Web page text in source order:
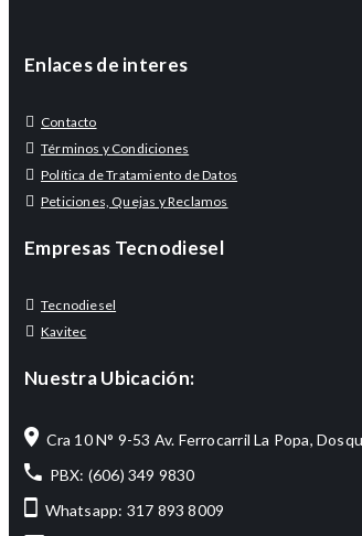
Enlaces de interes
Contacto
Términos y Condiciones
Política de Tratamiento de Datos
Peticiones, Quejas y Reclamos
Empresas Tecnodiesel
Tecnodiesel
Kavitec
Nuestra Ubicación:
Cra 10 N° 9-53 Av. Ferrocarril La Popa,
PBX: (606) 349 9830
Whatsapp: 317 893 8009